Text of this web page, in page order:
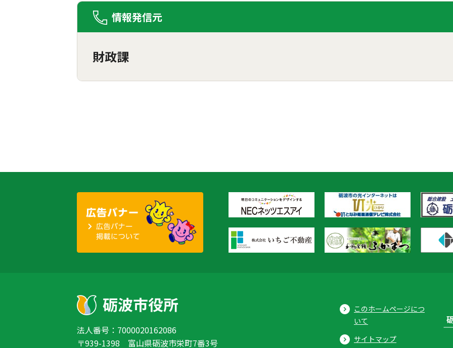
情報発信元
財政課
法人番号：7000020162086
〒939-1398 富山県砺波市栄町7番3号
このホームページにつ
いて
サイトマップ